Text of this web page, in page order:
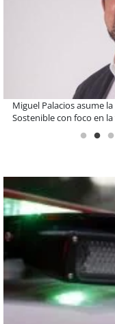
Estudiantes de la UCN
operación de Ultraport